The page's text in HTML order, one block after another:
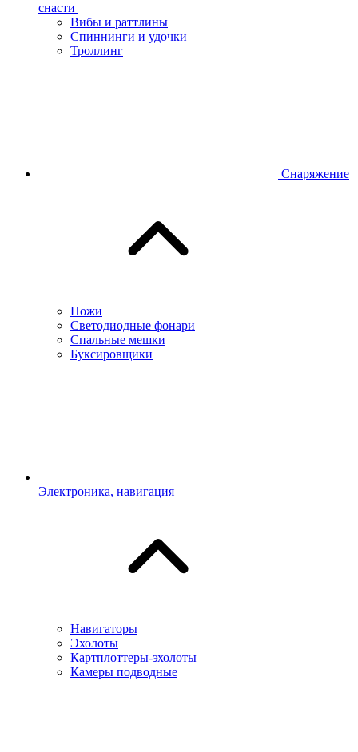
снасти
Вибы и раттлины
Спиннинги и удочки
Троллинг
Снаряжение
Ножи
Светодиодные фонари
Спальные мешки
Буксировщики
Электроника, навигация
Навигаторы
Эхолоты
Картплоттеры-эхолоты
Камеры подводные